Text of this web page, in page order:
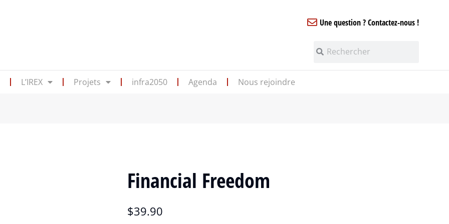
Une question ? Contactez-nous !
L’IREX Projets infra2050 Agenda Nous rejoindre
Financial Freedom
$39.90